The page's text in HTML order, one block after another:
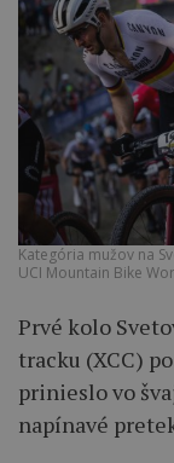
Kategória mužov na
UCI Mountain Bike
Prvé kolo
tracku (XCC)
prinieslo vo
napínavé